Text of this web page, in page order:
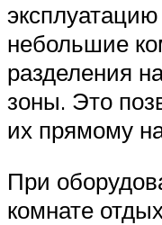
небольшие
разделения
зоны. Это
их прямому
При
комнате